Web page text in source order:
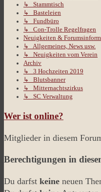
↳ Stammtisch
↳ Basteleien
↳ Fundbüro
↳ Con-Trolle Regelfragen
Neuigkeiten &
↳ Allgemeines, News usw.
↳ Neuigkeiten vom Verein
Archiv
↳ 3 Hochzeiten 2019
↳ Blutsbanner
↳ Mitternachtszirkus
↳ SC Verwaltung
Wer ist online?
Mitglieder in diesem
Berechtigungen in
Du darfst keine neuen